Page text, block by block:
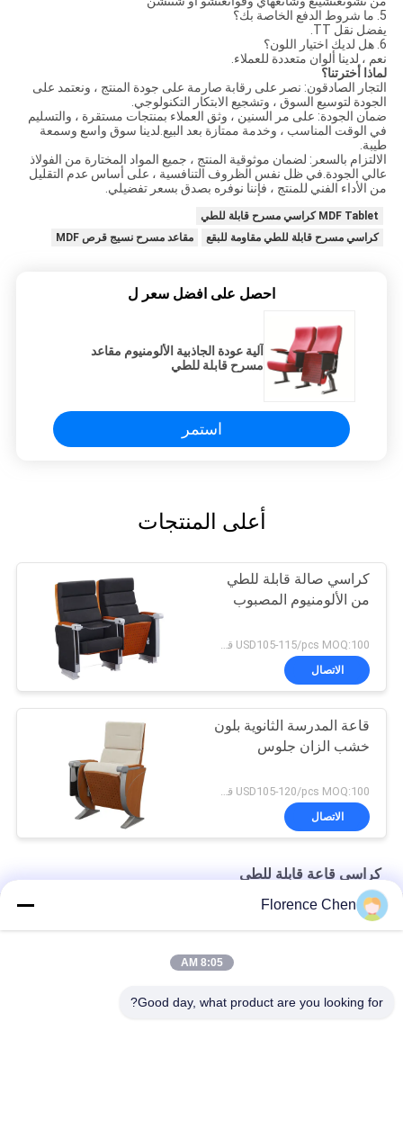
5. ما شروط الدفع الخاصة بك؟
يفضل نقل TT.
6. هل لديك اختيار اللون؟
نعم ، لدينا ألوان متعددة للعملاء.
لماذا أخترتنا؟
التجار الصادقون: نصر على رقابة صارمة على جودة المنتج ، ونعتمد على
الجودة لتوسيع السوق ، وتشجيع الابتكار التكنولوجي.
ضمان الجودة: على مر السنين ، وثق العملاء بمنتجات مستقرة ، والتسليم
في الوقت المناسب ، وخدمة ممتازة بعد البيع.لدينا سوق واسع وسمعة
طيبة.
الالتزام بالسعر: لضمان موثوقية المنتج ، جميع المواد المختارة من الفولاذ
عالي الجودة.في ظل نفس الظروف التنافسية ، على أساس عدم التقليل
من الأداء الفني للمنتج ، فإننا نوفره بصدق بسعر تفضيلي.
MDF Tablet كراسي مسرح قابلة للطي
كراسي مسرح قابلة للطي مقاومة للبقع
مقاعد مسرح نسيج قرص MDF
احصل على افضل سعر ل
آلية عودة الجاذبية الألومنيوم مقاعد
مسرح قابلة للطي
استمر
أعلى المنتجات
كراسي صالة قابلة للطي
من الألومنيوم المصبوب
USD105-115/pcs MOQ:100 قطعة
الاتصال
قاعة المدرسة الثانوية بلون
خشب الزان جلوس
USD105-120/pcs MOQ:100 قطعة
الاتصال
كراسي قاعة قابلة للطي
غطاء خلفي مستقر PP قابل للطي كراسي قاعة بدون جهاز لوحي
Florence Chen
8:05 AM
Good day, what product are you looking for?